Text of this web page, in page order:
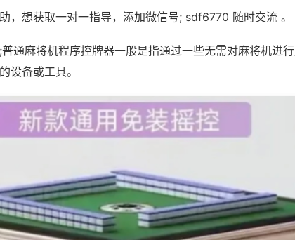
，想获取一对一指导，添加微信号; sdf6770 随时交流 。
通麻将机程序控牌器一般是指通过一些无需对麻将机进
设备或工具。